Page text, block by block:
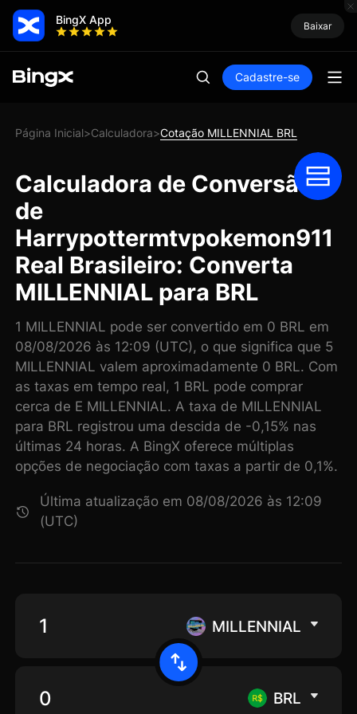
BingX App Baixar
Cadastre-se
Página Inicial>Calculadora>Cotação MILLENNIAL BRL
Calculadora de Conversão
de
Harrypottermtvpokemon911
Real Brasileiro: Converta
MILLENNIAL para BRL
1 MILLENNIAL pode ser convertido em 0 BRL em
08/08/2026 às 12:09 (UTC), o que significa que 5
MILLENNIAL valem aproximadamente 0 BRL. Com
as taxas em tempo real, 1 BRL pode comprar
cerca de E MILLENNIAL. A taxa de MILLENNIAL
para BRL registrou uma descida de -0,15% nas
últimas 24 horas. A BingX oferece múltiplas
opções de negociação com taxas a partir de 0,1%.
Última atualização em 08/08/2026 às 12:09
(UTC)
MILLENNIAL
BRL